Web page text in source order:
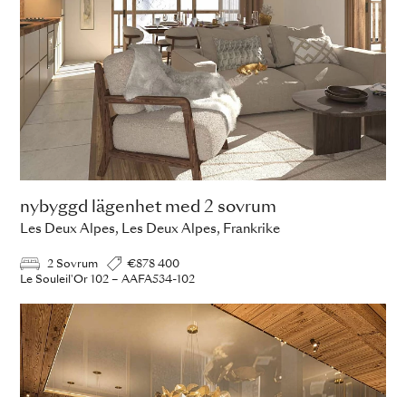
nybyggd lägenhet med 2 sovrum
Les Deux Alpes, Les Deux Alpes, Frankrike
2 Sovrum
€878 400
Le Souleil'Or 102 – AAFA534-102